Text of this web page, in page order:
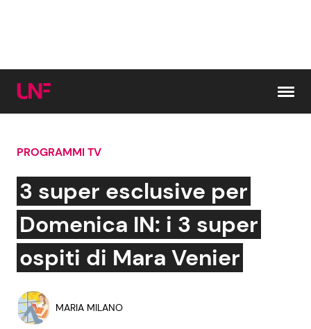
Cerca:
News e Cronaca
Attualità Italiana
Economia
Gossip e TV
Bellezze VIP
PROGRAMMI TV
3 super esclusive per
Domenica IN: i 3 super
ospiti di Mara Venier
MARIA MILANO